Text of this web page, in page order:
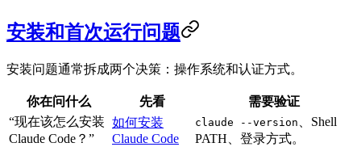
安装和首次运行问题
安装问题通常拆成两个决策：操作系统和认证方式。
你在问什么 先看
需要验证
“现在该怎么安装
Claude Code？”
如何安装
Claude Code
claude --version
、Shell
PATH、登录方式。